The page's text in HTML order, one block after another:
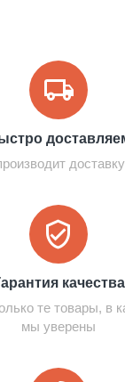
качества
те товары, в
мы уверены